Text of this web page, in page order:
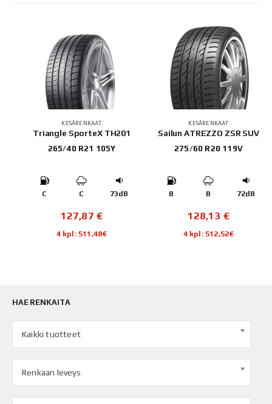
KESÄRENKAAT
Triangle SporteX TH201
265/40 R21 105Y
C C 73dB
127,87€
4 kpl: 511,48€
KESÄRENKAAT
Sailun ATREZZO ZSR SUV
275/60 R20 119V
B B 72dB
128,13€
4 kpl: 512,52€
HAE RENKAITA
Kaikki tuotteet
Renkaan leveys